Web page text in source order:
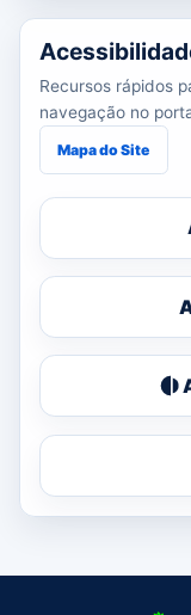
Recursos rápidos
navegação no
Mapa do Site